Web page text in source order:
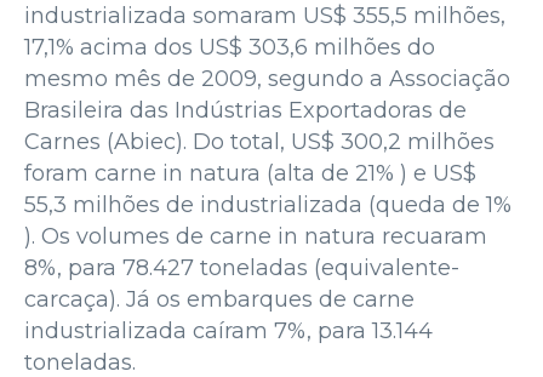
industrializada somaram US$ 355,5 milhões,
17,1% acima dos US$ 303,6 milhões do
mesmo mês de 2009, segundo a Associação
Brasileira das Indústrias Exportadoras de
Carnes (Abiec). Do total, US$ 300,2 milhões
foram carne in natura (alta de 21% ) e US$
55,3 milhões de industrializada (queda de 1%
). Os volumes de carne in natura recuaram
8%, para 78.427 toneladas (equivalente-
carcaça). Já os embarques de carne
industrializada caíram 7%, para 13.144
toneladas.